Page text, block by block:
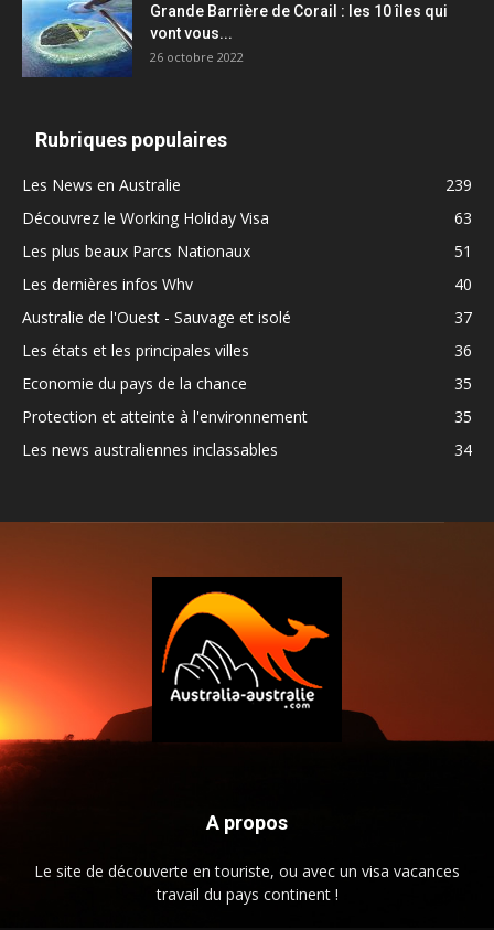
Grande Barrière de Corail : les 10 îles qui
vont vous...
26 octobre 2022
Rubriques populaires
Les News en Australie
239
Découvrez le Working Holiday Visa
63
Les plus beaux Parcs Nationaux
51
Les dernières infos Whv
40
Australie de l'Ouest - Sauvage et isolé
37
Les états et les principales villes
36
Economie du pays de la chance
35
Protection et atteinte à l'environnement
35
Les news australiennes inclassables
34
A propos
Le site de découverte en touriste, ou avec un visa vacances
travail du pays continent !